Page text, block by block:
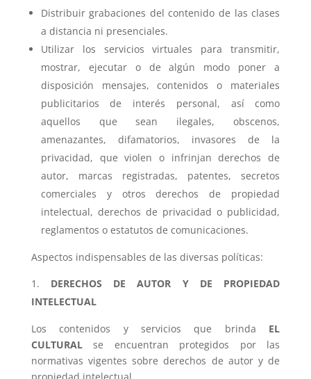
Distribuir grabaciones del contenido de las clases
a distancia ni presenciales.
Utilizar los servicios virtuales para transmitir,
mostrar, ejecutar o de algún modo poner a
disposición mensajes, contenidos o materiales
publicitarios de interés personal, así como
aquellos que sean ilegales, obscenos,
amenazantes, difamatorios, invasores de la
privacidad, que violen o infrinjan derechos de
autor, marcas registradas, patentes, secretos
comerciales y otros derechos de propiedad
intelectual, derechos de privacidad o publicidad,
reglamentos o estatutos de comunicaciones.
Aspectos indispensables de las diversas políticas:
DERECHOS DE AUTOR Y DE PROPIEDAD
INTELECTUAL
Los contenidos y servicios que brinda EL
CULTURALse encuentran protegidos por las
normativas vigentes sobre derechos de autor y de